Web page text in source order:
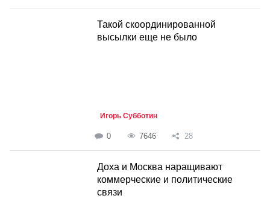
Такой скоординированной
высылки еще не было
Игорь Субботин
0 7646 28
Доха и Москва наращивают
коммерческие и политические
связи